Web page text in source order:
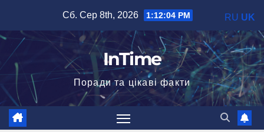
вмісту
Сб. Сер 8th, 2026 1:12:05 PM
InTime
Поради та цікаві факти
RU UK